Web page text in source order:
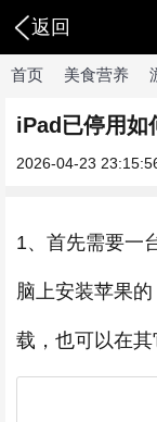
返回
首页 美食营养
iPad已停用如
2026-04-23
1、首先需要一
脑上安装苹果
载，也可以在其